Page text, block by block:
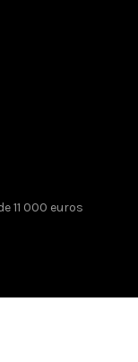
11 000 euros